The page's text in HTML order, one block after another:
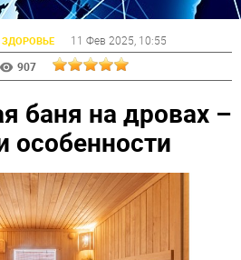
ЗДОРОВЬЕ 11 Фев 2025 , 10:55
907
баня на дровах –
особенности